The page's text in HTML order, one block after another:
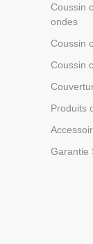
Coussin
ondes
Coussin
Coussin
Produits
Garantie